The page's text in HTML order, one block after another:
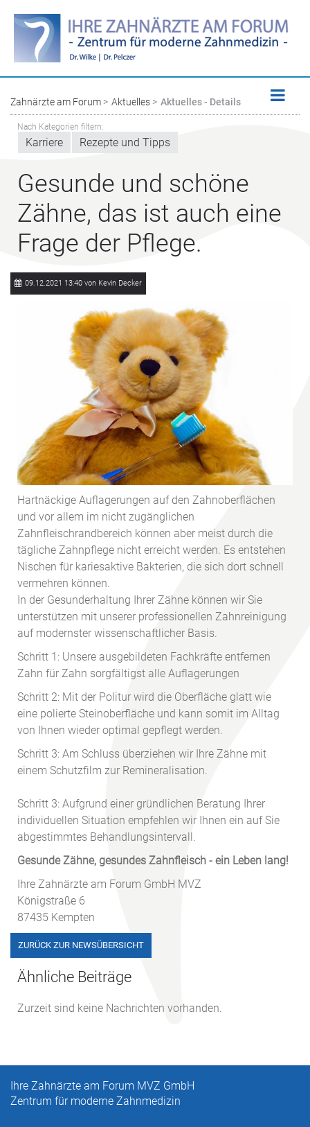
Zahnärzte am Forum Aktuelles Aktuelles - Details
Nach Kategorien filtern:
Karriere Rezepte und Tipps
Gesunde und schöne
Zähne, das ist auch eine
Frage der Pflege.
09.12.2021 13:40 von Kevin Decker
Hartnäckige Auflagerungen auf den Zahnoberflächen
und vor allem im nicht zugänglichen
Zahnfleischrandbereich können aber meist durch die
tägliche Zahnpflege nicht erreicht werden. Es entstehen
Nischen für kariesaktive Bakterien, die sich dort schnell
vermehren können.
In der Gesunderhaltung Ihrer Zähne können wir Sie
unterstützen mit unserer professionellen Zahnreinigung
auf modernster wissenschaftlicher Basis.
Schritt 1: Unsere ausgebildeten Fachkräfte entfernen
Zahn für Zahn sorgfältigst alle Auflagerungen
Schritt 2: Mit der Politur wird die Oberfläche glatt wie
eine polierte Steinoberfläche und kann somit im Alltag
von Ihnen wieder optimal gepflegt werden.
Schritt 3: Am Schluss überziehen wir Ihre Zähne mit
einem Schutzfilm zur Remineralisation.
Schritt 3: Aufgrund einer gründlichen Beratung Ihrer
individuellen Situation empfehlen wir Ihnen ein auf Sie
abgestimmtes Behandlungsintervall.
Gesunde Zähne, gesundes Zahnfleisch - ein Leben lang!
Ihre Zahnärzte am Forum GmbH MVZ
Königstraße 6
87435 Kempten
ZURÜCK ZUR NEWSÜBERSICHT
Ähnliche Beiträge
Zurzeit sind keine Nachrichten vorhanden.
Ihre Zahnärzte am Forum MVZ GmbH
Zentrum für moderne Zahnmedizin